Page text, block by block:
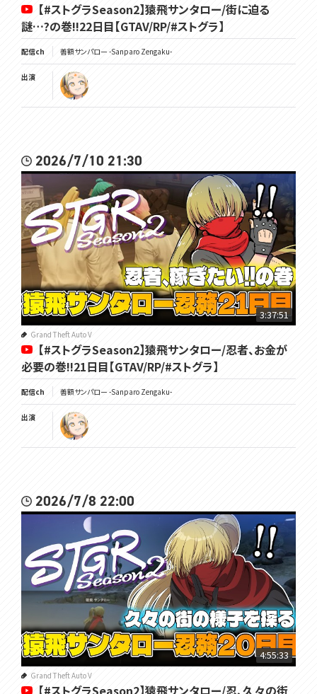
【#ストグラSeason2】猿飛サンタロー/街に迫る
謎…?の巻!!22日目【GTAV/RP/#ストグラ】
配信ch 善額サンパロー -Sanparo Zengaku-
出演
2026/7/10 21:30
3:37:51
Grand Theft Auto V
【#ストグラSeason2】猿飛サンタロー/忍者、お金が
必要の巻!!21日目【GTAV/RP/#ストグラ】
配信ch 善額サンパロー -Sanparo Zengaku-
出演
2026/7/8 22:00
4:55:33
Grand Theft Auto V
【#ストグラSeason2】猿飛サンタロー/忍、久々の街